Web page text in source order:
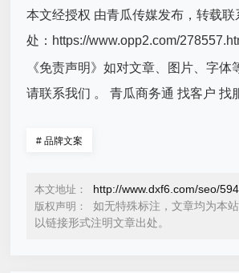
本文经授权 由青瓜传媒发布，转载联
处：https://www.opp2.com/
《免责声明》如对文章、图片、字体
请联系我们 。 青瓜商务通 找客户 找
# 品牌文案
本文地址： http://www.dxf6.com/seo/
版权声明：
如无特殊标注，文章均为本
以链接形式注明文章出处。